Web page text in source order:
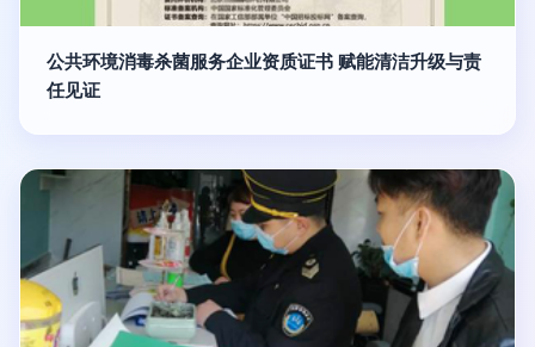
公共环境消毒杀菌服务企业资质证书 赋能清洁升级与责
任见证